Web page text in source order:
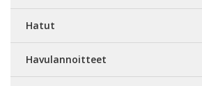
Hatut
Havulannoitteet